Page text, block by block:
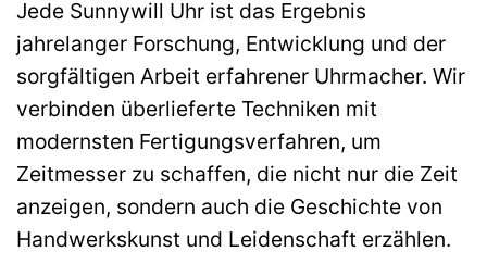
Jede Sunnywill Uhr ist das Ergebnis
jahrelanger Forschung, Entwicklung und der
sorgfältigen Arbeit erfahrener Uhrmacher. Wir
verbinden überlieferte Techniken mit
modernsten Fertigungsverfahren, um
Zeitmesser zu schaffen, die nicht nur die Zeit
anzeigen, sondern auch die Geschichte von
Handwerkskunst und Leidenschaft erzählen.